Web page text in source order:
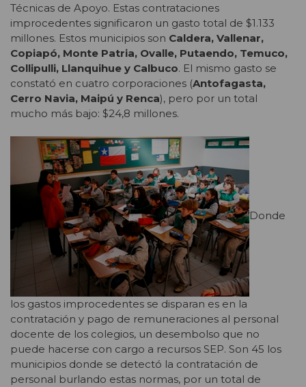
Técnicas de Apoyo. Estas contrataciones
improcedentes significaron un gasto total de $1.133
millones. Estos municipios son Caldera, Vallenar,
Copiapó, Monte Patria, Ovalle, Putaendo, Temuco,
Collipulli, Llanquihue y Calbuco. El mismo gasto se
constató en cuatro corporaciones (Antofagasta,
Cerro Navia, Maipú y Renca), pero por un total
mucho más bajo: $24,8 millones.
Donde
los gastos improcedentes se disparan es en la
contratación y pago de remuneraciones al personal
docente de los colegios, un desembolso que no
puede hacerse con cargo a recursos SEP. Son 45 los
municipios donde se detectó la contratación de
personal burlando estas normas, por un total de